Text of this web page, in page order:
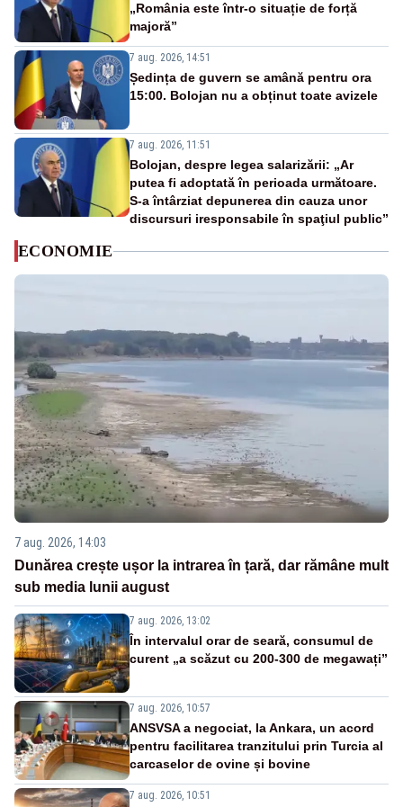
„România este într-o situație de forță
majoră”
7 aug. 2026, 14:51
Ședința de guvern se amână pentru ora
15:00. Bolojan nu a obținut toate avizele
7 aug. 2026, 11:51
Bolojan, despre legea salarizării: „Ar
putea fi adoptată în perioada următoare.
S-a întârziat depunerea din cauza unor
discursuri iresponsabile în spaţiul public”
ECONOMIE
7 aug. 2026, 14:03
Dunărea crește ușor la intrarea în țară, dar rămâne mult
sub media lunii august
7 aug. 2026, 13:02
În intervalul orar de seară, consumul de
curent „a scăzut cu 200-300 de megawați”
7 aug. 2026, 10:57
ANSVSA a negociat, la Ankara, un acord
pentru facilitarea tranzitului prin Turcia al
carcaselor de ovine și bovine
7 aug. 2026, 10:51